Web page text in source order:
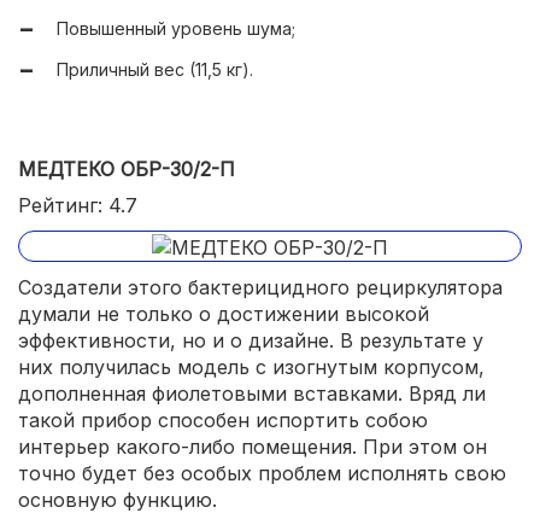
Повышенный уровень шума;
Приличный вес (11,5 кг).
МЕДТЕКО ОБР-30/2-П
Рейтинг: 4.7
Создатели этого бактерицидного рециркулятора
думали не только о достижении высокой
эффективности, но и о дизайне. В результате у
них получилась модель с изогнутым корпусом,
дополненная фиолетовыми вставками. Вряд ли
такой прибор способен испортить собою
интерьер какого-либо помещения. При этом он
точно будет без особых проблем исполнять свою
основную функцию.